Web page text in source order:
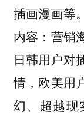
插画漫画等
内容：营销
日韩用户对
情，欧美用
幻、超越现